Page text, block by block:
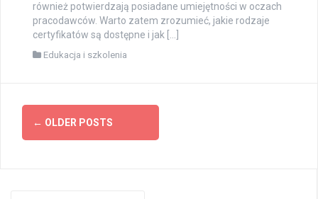
również potwierdzają posiadane umiejętności w oczach
pracodawców. Warto zatem zrozumieć, jakie rodzaje
certyfikatów są dostępne i jak […]
Edukacja i szkolenia
Posts
navigation
← OLDER POSTS